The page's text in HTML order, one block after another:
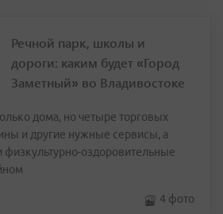
Речной парк, школы и
дороги: каким будет «Город
Заметный» во Владивостоке
дома, но четыре торговых
и другие нужные сервисы, а
оздоровительные
4 фото